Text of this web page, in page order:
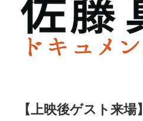
【上映後ゲスト来場】